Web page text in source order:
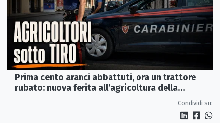
Prima cento aranci abbattuti, ora un trattore
rubato: nuova ferita all’agricoltura della
Condividi su: